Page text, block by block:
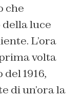
che
luce
L’ora
volta
1916,
di un’ora la